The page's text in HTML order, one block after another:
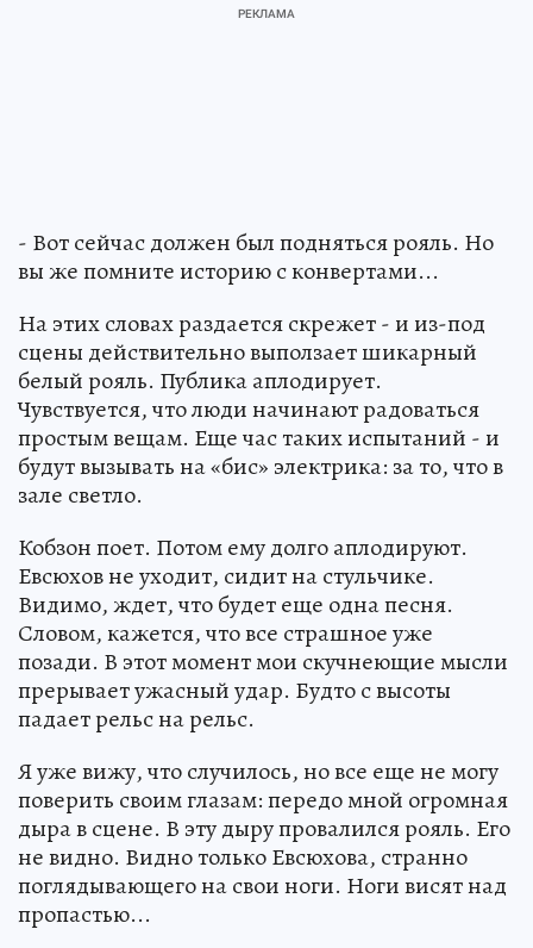
- Вот сейчас должен был подняться рояль. Но
вы же помните историю с конвертами...
На этих словах раздается скрежет - и из-под
сцены действительно выползает шикарный
белый рояль. Публика аплодирует.
Чувствуется, что люди начинают радоваться
простым вещам. Еще час таких испытаний - и
будут вызывать на «бис» электрика: за то, что в
зале светло.
Кобзон поет. Потом ему долго аплодируют.
Евсюхов не уходит, сидит на стульчике.
Видимо, ждет, что будет еще одна песня.
Словом, кажется, что все страшное уже
позади. В этот момент мои скучнеющие мысли
прерывает ужасный удар. Будто с высоты
падает рельс на рельс.
Я уже вижу, что случилось, но все еще не могу
поверить своим глазам: передо мной огромная
дыра в сцене. В эту дыру провалился рояль. Его
не видно. Видно только Евсюхова, странно
поглядывающего на свои ноги. Ноги висят над
пропастью...